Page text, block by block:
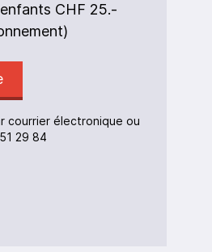
CHF 25.-
courrier électronique ou
29 84